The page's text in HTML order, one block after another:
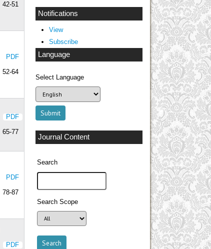
Notifications
View
Subscribe
Language
Select Language
Journal Content
Search
Search Scope
42-51
PDF
52-64
PDF
65-77
PDF
78-87
PDF